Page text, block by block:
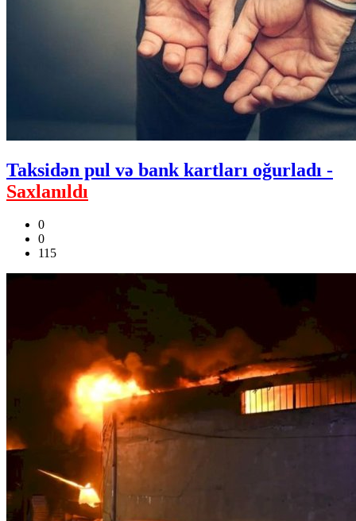
Taksidən pul və bank kartları oğurladı -
Saxlanıldı
0
0
115